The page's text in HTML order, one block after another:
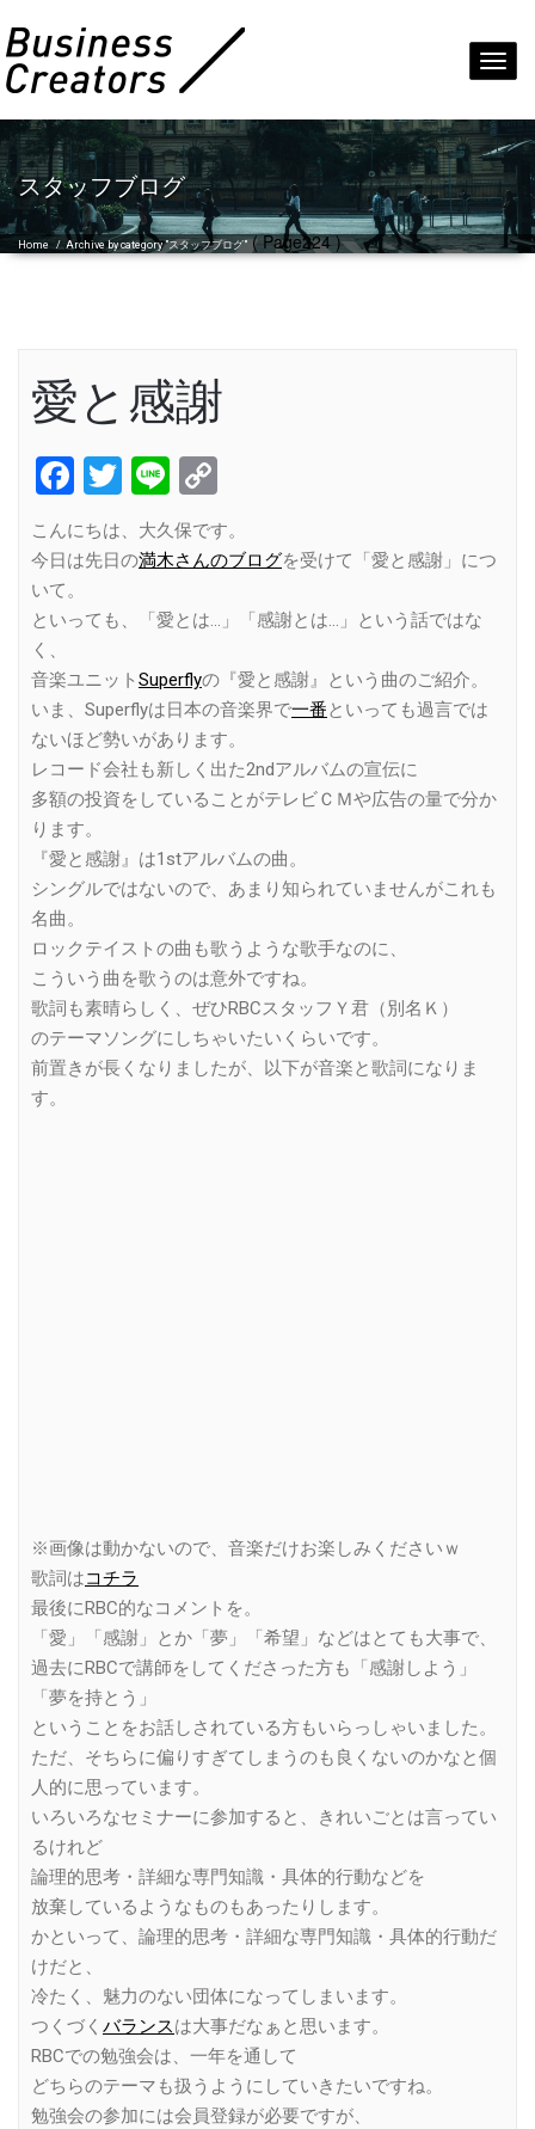
スタッフブログ
Home /Archive by category "スタッフブログ"( Page224 )
愛と感謝
Facebook
Twitter
Line
Link
こんにちは、大久保です。
今日は先日の満木さんのブログを受けて「愛と感謝」につ
いて。
といっても、「愛とは…」「感謝とは…」という話ではな
く、
音楽ユニット Superflyの『愛と感謝』という曲のご紹介。
いま、Superflyは日本の音楽界で一番といっても過言では
ないほど勢いがあります。
レコード会社も新しく出た2ndアルバムの宣伝に
多額の投資をしていることがテレビＣＭや広告の量で分か
ります。
『愛と感謝』は1stアルバムの曲。
シングルではないので、あまり知られていませんがこれも
名曲。
ロックテイストの曲も歌うような歌手なのに、
こういう曲を歌うのは意外ですね。
歌詞も素晴らしく、ぜひRBCスタッフＹ君（別名Ｋ）
のテーマソングにしちゃいたいくらいです。
前置きが長くなりましたが、以下が音楽と歌詞になりま
す。
※画像は動かないので、音楽だけお楽しみくださいｗ
歌詞はコチラ
最後にRBC的なコメントを。
「愛」「感謝」とか「夢」「希望」などはとても大事で、
過去にRBCで講師をしてくださった方も「感謝しよう」
「夢を持とう」
ということをお話しされている方もいらっしゃいました。
ただ、そちらに偏りすぎてしまうのも良くないのかなと個
人的に思っています。
いろいろなセミナーに参加すると、きれいごとは言ってい
るけれど
論理的思考・詳細な専門知識・具体的行動などを
放棄しているようなものもあったりします。
かといって、論理的思考・詳細な専門知識・具体的行動だ
けだと、
冷たく、魅力のない団体になってしまいます。
つくづく バランスは大事だなぁと思います。
RBCでの勉強会は、一年を通して
どちらのテーマも扱うようにしていきたいですね。
勉強会の参加には会員登録が必要ですが、